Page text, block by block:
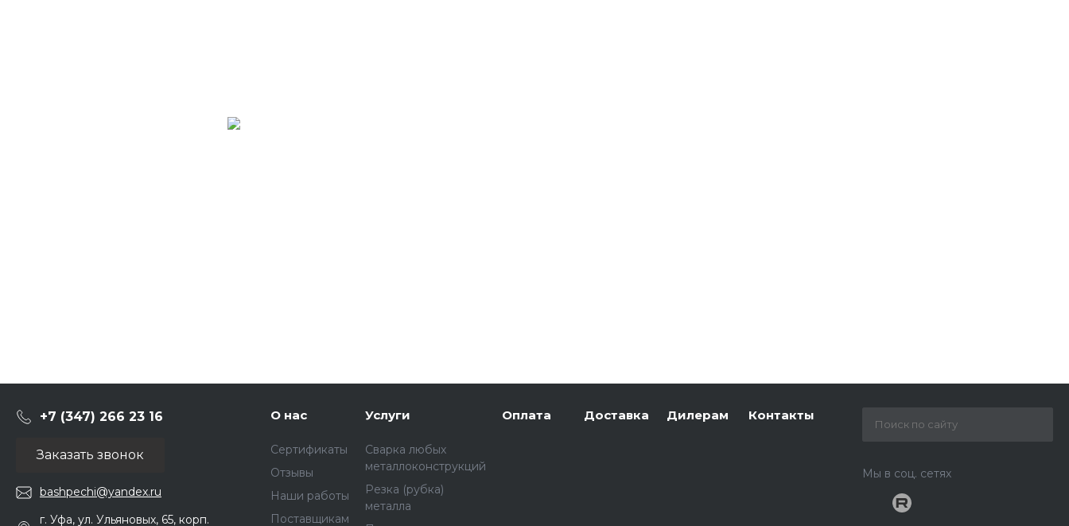
+7 (347) 266 23 16
Заказать звонок
bashpechi@yandex.ru
г. Уфа, ул. Ульяновых, 65, корп.
О нас
Сертификаты
Отзывы
Наши работы
Поставщикам
Услуги
Сварка любых
металлоконструкций
Резка (рубка)
металла
Оплата Доставка Дилерам Контакты
Мы в соц. сетях